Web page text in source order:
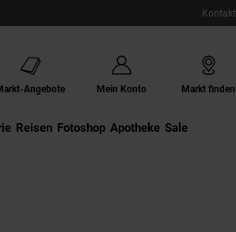
Kontakt
Angebote Mein Konto Markt finden
Externer Link:
Reisen Externer Link:
Fotoshop Externer Link:
Apotheke Sale